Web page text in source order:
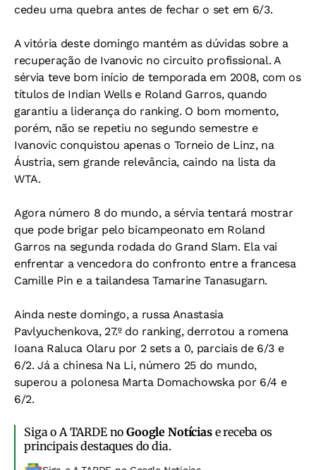
cedeu uma quebra antes de fechar o set em 6/3.
A vitória deste domingo mantém as dúvidas sobre a
recuperação de Ivanovic no circuito profissional. A
sérvia teve bom início de temporada em 2008, com os
títulos de Indian Wells e Roland Garros, quando
garantiu a liderança do ranking. O bom momento,
porém, não se repetiu no segundo semestre e
Ivanovic conquistou apenas o Torneio de Linz, na
Áustria, sem grande relevância, caindo na lista da
WTA.
Agora número 8 do mundo, a sérvia tentará mostrar
que pode brigar pelo bicampeonato em Roland
Garros na segunda rodada do Grand Slam. Ela vai
enfrentar a vencedora do confronto entre a francesa
Camille Pin e a tailandesa Tamarine Tanasugarn.
Ainda neste domingo, a russa Anastasia
Pavlyuchenkova, 27.º do ranking, derrotou a romena
Ioana Raluca Olaru por 2 sets a 0, parciais de 6/3 e
6/2. Já a chinesa Na Li, número 25 do mundo,
superou a polonesa Marta Domachowska por 6/4 e
6/2.
Siga o A TARDE noGoogle Notíciase receba os
principais destaques do dia.